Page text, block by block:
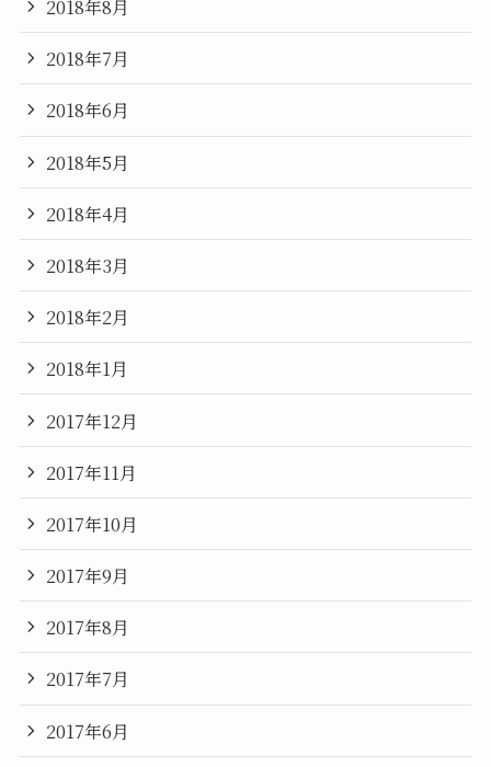
2018年8月
2018年7月
2018年6月
2018年5月
2018年4月
2018年3月
2018年2月
2018年1月
2017年12月
2017年11月
2017年10月
2017年9月
2017年8月
2017年7月
2017年6月